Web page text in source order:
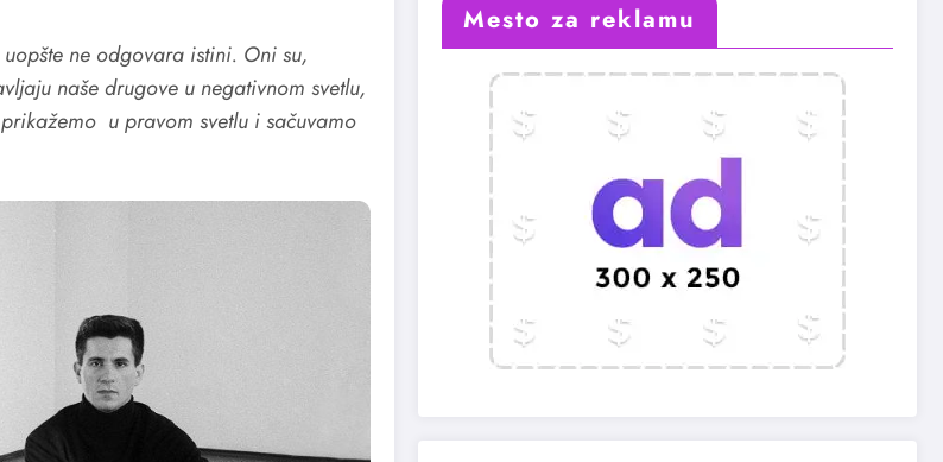
ne odgovara istini. Oni su,
naše drugove u negativnom svetlu,
u pravom svetlu i sačuvamo
Mesto za reklamu